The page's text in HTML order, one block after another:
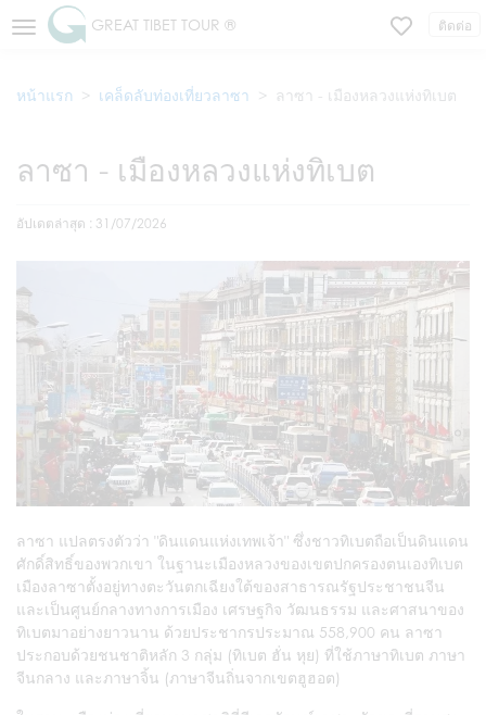
GREAT TIBET TOUR ® ติดต่อ
หน้าแรก เคล็ดลับท่องเที่ยวลาซา ลาซา - เมืองหลวงแห่งทิเบต
ลาซา - เมืองหลวงแห่งทิเบต
อัปเดตล่าสุด : 31/07/2026
ลาซา แปลตรงตัวว่า "ดินแดนแห่งเทพเจ้า" ซึ่งชาวทิเบตถือเป็นดินแดน
ศักดิ์สิทธิ์ของพวกเขา ในฐานะเมืองหลวงของเขตปกครองตนเองทิเบต
เมืองลาซาตั้งอยู่ทางตะวันตกเฉียงใต้ของสาธารณรัฐประชาชนจีน
และเป็นศูนย์กลางทางการเมือง เศรษฐกิจ วัฒนธรรม และศาสนาของ
ทิเบตมาอย่างยาวนาน ด้วยประชากรประมาณ 558,900 คน ลาซา
ประกอบด้วยชนชาติหลัก 3 กลุ่ม (ทิเบต ฮั่น หุย) ที่ใช้ภาษาทิเบต ภาษา
จีนกลาง และภาษาจิ้น (ภาษาจีนถิ่นจากเขตฮูฮอต)